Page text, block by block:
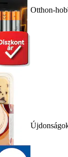
Otthon-